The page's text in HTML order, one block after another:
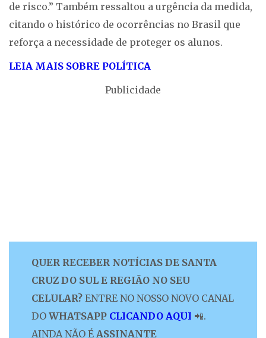
de risco.” Também ressaltou a urgência da medida,
citando o histórico de ocorrências no Brasil que
reforça a necessidade de proteger os alunos.
LEIA MAIS SOBRE POLÍTICA
Publicidade
QUER RECEBER NOTÍCIAS DE SANTA
CRUZ DO SUL E REGIÃO NO SEU
CELULAR? ENTRE NO NOSSO NOVO CANAL
DO WHATSAPP CLICANDO AQUI 📲.
AINDA NÃO É ASSINANTE